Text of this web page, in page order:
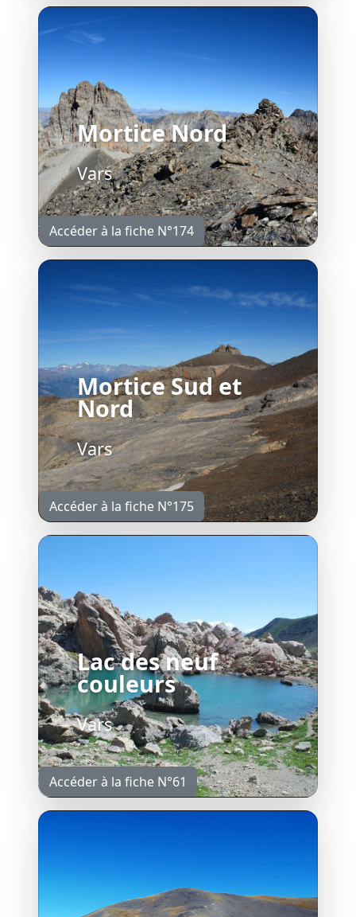
Mortice Nord
Vars
Accéder à la fiche N°174
Mortice Sud et
Nord
Vars
Accéder à la fiche N°175
Lac des neuf
couleurs
Vars
Accéder à la fiche N°61